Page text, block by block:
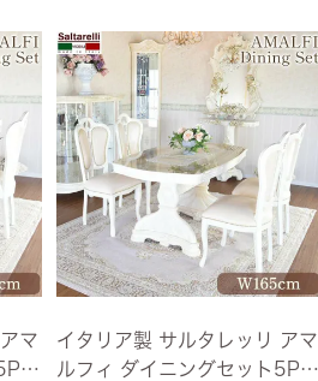
マ
4
イタリア製 サルタレッリ アマ
ルフィ ダイニングセット5P P